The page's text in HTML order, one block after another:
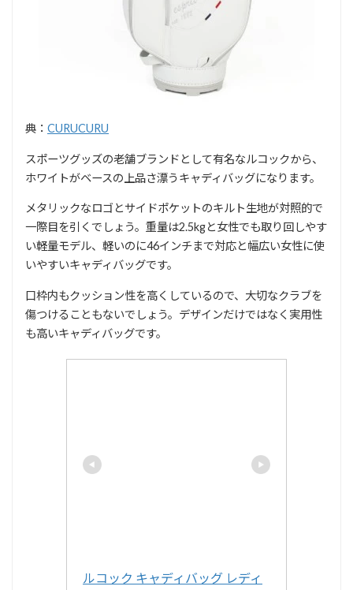
典： CURUCURU
スポーツグッズの老舗ブランドとして有名なルコックから、
ホワイトがベースの上品さ漂うキャディバッグになります。
メタリックなロゴとサイドポケットのキルト生地が対照的で
一際目を引くでしょう。重量は2.5kgと女性でも取り回しやす
い軽量モデル、軽いのに46インチまで対応と幅広い女性に使
いやすいキャディバッグです。
口枠内もクッション性を高くしているので、大切なクラブを
傷つけることもないでしょう。デザインだけではなく実用性
も高いキャディバッグです。
ルコック キャディバッグ レディ